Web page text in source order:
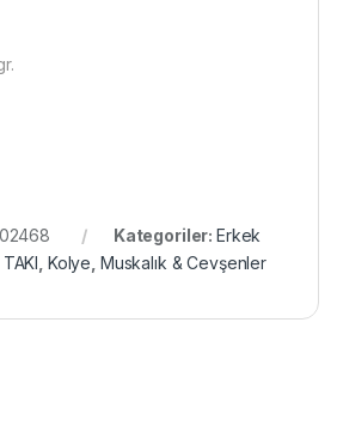
Kategoriler: Erkek
Kolye Muskalık & Cevşenler